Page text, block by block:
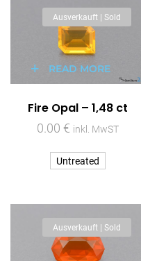
Ausverkauft | Sold
READ MORE
Fire Opal – 1,48 ct
0.00 € inkl. MwST
Untreated
Ausverkauft | Sold